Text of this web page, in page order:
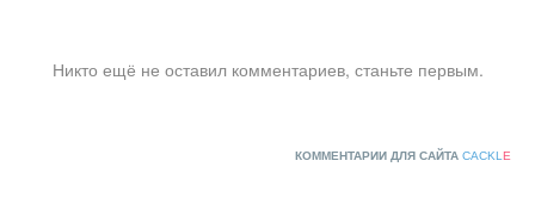
Никто ещё не оставил комментариев, станьте первым.
КОММЕНТАРИИ ДЛЯ САЙТА CACKL E